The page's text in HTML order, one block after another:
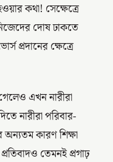
কথা! সেক্ষেত্রে
দোষ ঢাকতে
প্রদানের ক্ষেত্রে
এখন নারীরা
নারীরা পরিবার-
কারণ শিক্ষা
তেমনই প্রগাঢ়